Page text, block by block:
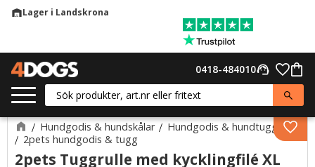
warehouseLager i Landskrona
support_agent
0418-484010
Hundgodis & hundskålar
Hundgodis & hundtugg
2pets hundgodis & tugg
2pets Tuggrulle med kycklingfilé XL